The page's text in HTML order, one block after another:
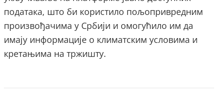
података, што би користило пољопривредним
произвођачима у Србији и омогућило им да
имају информације о климатским условима и
кретањима на тржишту.